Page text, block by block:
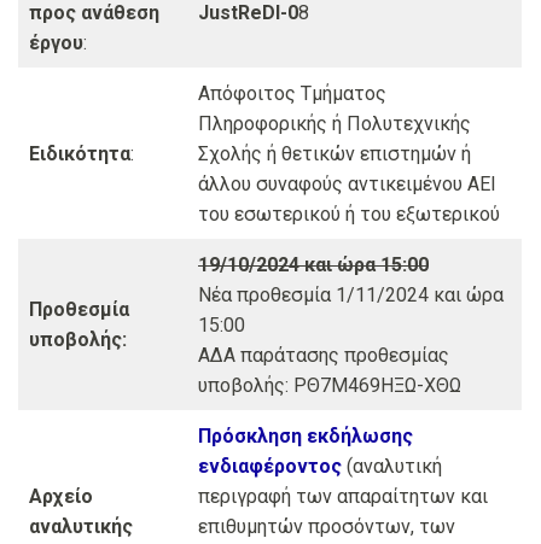
προς ανάθεση
έργου:
JustReDI-08
Ειδικότητα:
Απόφοιτος Τμήματος
Πληροφορικής ή Πολυτεχνικής
Σχολής ή θετικών επιστημών ή
άλλου συναφούς αντικειμένου ΑΕΙ
του εσωτερικού ή του εξωτερικού
Προθεσμία
υποβολής:
19/10/2024 και ώρα 15:00
Νέα προθεσμία 1/11/2024 και ώρα
15:00
ΑΔΑ παράτασης προθεσμίας
υποβολής: ΡΘ7Μ469ΗΞΩ-ΧΘΩ
Αρχείο
αναλυτικής
Πρόσκληση εκδήλωσης
ενδιαφέροντος (αναλυτική
περιγραφή των απαραίτητων και
επιθυμητών προσόντων, των